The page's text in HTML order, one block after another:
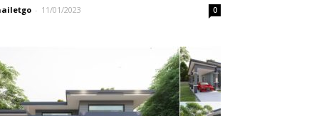
- 11/01/2023 0